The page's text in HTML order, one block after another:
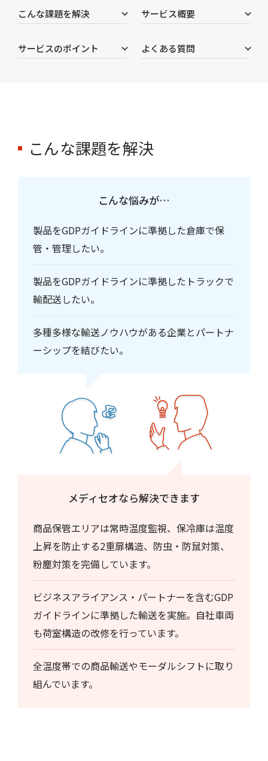
こんな課題を解決 サービス概要
サービスのポイント よくある質問
こんな課題を解決
こんな悩みが…
製品をGDPガイドラインに準拠した倉庫で保
管・管理したい。
製品をGDPガイドラインに準拠したトラックで
輸配送したい。
多種多様な輸送ノウハウがある企業とパートナ
ーシップを結びたい。
メディセオなら解決できます
商品保管エリアは常時温度監視、保冷庫は温度
上昇を防止する2重扉構造、防虫・防鼠対策、
粉塵対策を完備しています。
ビジネスアライアンス・パートナーを含むGDP
ガイドラインに準拠した輸送を実施。自社車両
も荷室構造の改修を行っています。
全温度帯での商品輸送やモーダルシフトに取り
組んでいます。